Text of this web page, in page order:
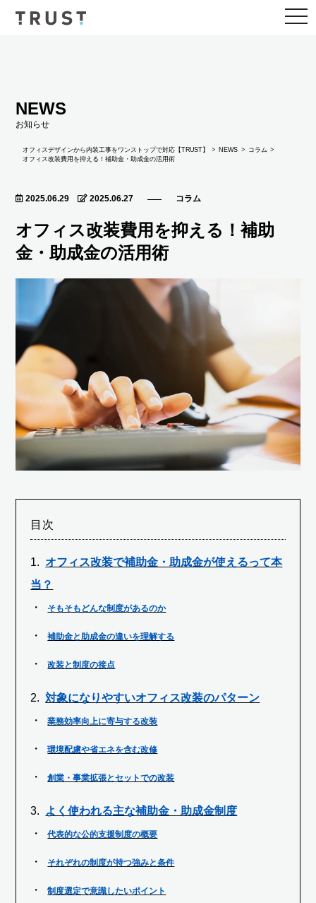
NEWS
お知らせ
オフィスデザインから内装工事をワンストップで対応【TRUST】 NEWS コラム
オフィス改装費用を抑える！補助金・助成金の活用術
2025.06.29 2025.06.27 コラム
オフィス改装費用を抑える！補助
金・助成金の活用術
目次
オフィス改装で補助金・助成金が使えるって本
当？
そもそもどんな制度があるのか
補助金と助成金の違いを理解する
改装と制度の接点
対象になりやすいオフィス改装のパターン
業務効率向上に寄与する改装
環境配慮や省エネを含む改修
創業・事業拡張とセットでの改装
よく使われる主な補助金・助成金制度
代表的な公的支援制度の概要
それぞれの制度が持つ強みと条件
制度選定で意識したいポイント